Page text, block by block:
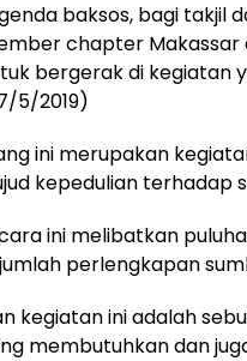
baksos, bagi takjil
chapter
bergerak di kegiatan
5/2019)
ini merupakan
kepedulian terhadap
ini melibatkan
perlengkapan
kegiatan ini adalah
membutuhkan dan